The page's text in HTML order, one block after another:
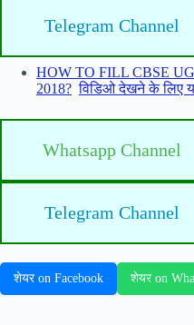
Telegram Channel
HOW TO FILL CBSE
2018? विडिओ देखने के लिए
Whatsapp Channel
Telegram Channel
शेयर on Facebook शेयर on